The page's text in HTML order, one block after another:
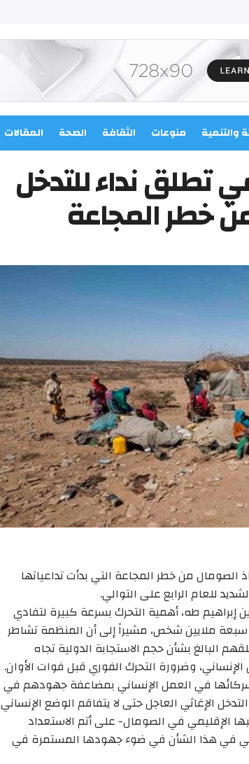
والتنمية منوعات الثقافة الصحة المقالات
تطلق نداء للتدخل
خطر المجاعة
الصومال من خطر المجاعة التي بدأت تداعياتها
للعام الرابع على التوالي.
طه، أهمية التحرك بسرعة كبيرة لتفادي
ملايين شخص، مشيراً إلى أن المنظمة تشاطر
البالغ بشأن حجم الاستجابة الدولية تجاه
وضرورة التحرك الفوري قبل فوات الأوان.
في العمل الإنساني بمضاعفة جهودهم في
الإغاثي العاجل حتى لا يتفاقم الوضع الإنساني
الإقليمي في الصومال- على أتم الاستعداد
في هذا الشأن في ضوء جهودها المستمرة في